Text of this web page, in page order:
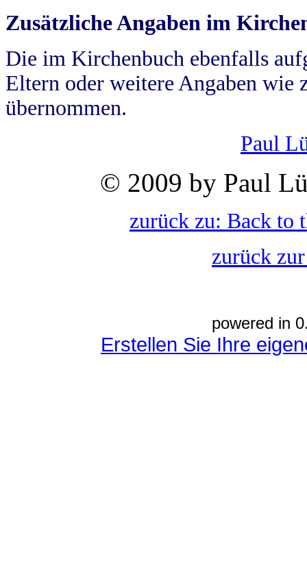
Zusätzliche Angaben im
Die im Kirchenbuch ebenfalls
Eltern oder weitere Angaben wie
übernommen.
Paul
© 2009 by Paul
zurück zu: Back to
zurück
powered in
Erstellen Sie Ihre